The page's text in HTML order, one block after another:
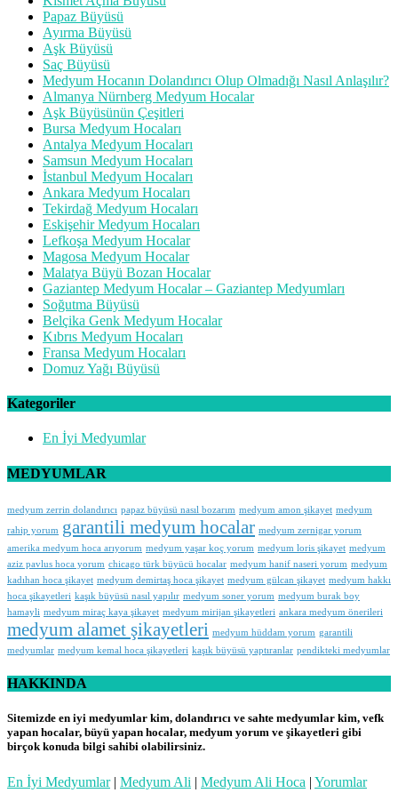
Papaz Büyüsü
Ayırma Büyüsü
Aşk Büyüsü
Saç Büyüsü
Medyum Hocanın Dolandırıcı Olup Olmadığı Nasıl Anlaşılır?
Almanya Nürnberg Medyum Hocalar
Aşk Büyüsünün Çeşitleri
Bursa Medyum Hocaları
Antalya Medyum Hocaları
Samsun Medyum Hocaları
İstanbul Medyum Hocaları
Ankara Medyum Hocaları
Tekirdağ Medyum Hocaları
Eskişehir Medyum Hocaları
Lefkoşa Medyum Hocalar
Magosa Medyum Hocalar
Malatya Büyü Bozan Hocalar
Gaziantep Medyum Hocalar – Gaziantep Medyumları
Soğutma Büyüsü
Belçika Genk Medyum Hocalar
Kıbrıs Medyum Hocaları
Fransa Medyum Hocaları
Domuz Yağı Büyüsü
Kategoriler
En İyi Medyumlar
MEDYUMLAR
medyum zerrin dolandırıcı papaz büyüsü nasıl bozarım medyum amon şikayet medyum
rahip yorum garantili medyum hocalar medyum zernigar yorum
amerika medyum hoca arıyorum medyum yaşar koç yorum medyum loris şikayet medyum
aziz pavlus hoca yorum chicago türk büyücü hocalar medyum hanif naseri yorum medyum
kadıhan hoca şikayet medyum demirtaş hoca şikayet medyum gülcan şikayet medyum hakkı
hoca şikayetleri kaşık büyüsü nasıl yapılır medyum soner yorum medyum burak boy
hamayli medyum miraç kaya şikayet medyum mirijan şikayetleri ankara medyum önerileri
medyum alamet şikayetleri medyum hüddam yorum garantili
medyumlar medyum kemal hoca şikayetleri kaşık büyüsü yaptıranlar pendikteki medyumlar
HAKKINDA
Sitemizde en iyi medyumlar kim, dolandırıcı ve sahte medyumlar kim, vefk
yapan hocalar, büyü yapan hocalar, medyum yorum ve şikayetleri gibi
birçok konuda bilgi sahibi olabilirsiniz.
En İyi Medyumlar| Medyum Ali | Medyum Ali Hoca | Yorumlar